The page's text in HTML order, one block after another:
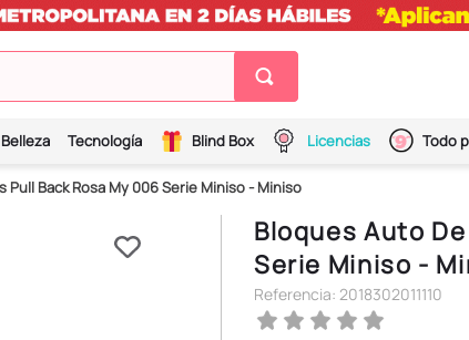
Tecnología Blind Box Licencias Todo
Pull Back Rosa My 006 Serie Miniso - Miniso
Bloques Auto
Serie Miniso -
Referencia: 2018302011110